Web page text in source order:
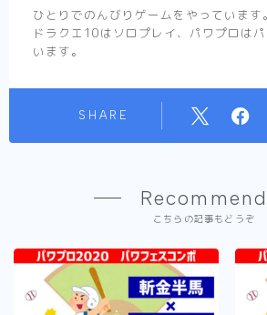
ひとりでのんびりゲームをやっています。
ドラクエ10はソロプレイ、パワプロは
います。
SHARE
Recommend
こちらの記事もどうぞ